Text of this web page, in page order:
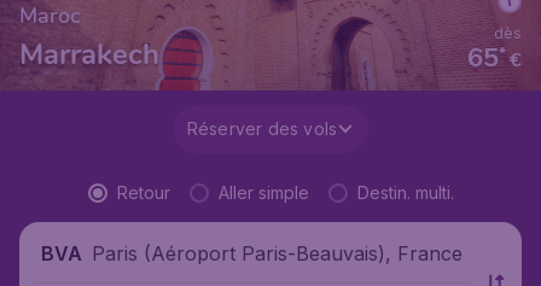
Maroc
Marrakech €
65*
dès
Réserver des vols
Retour Aller simple Destin. multi.
BVA Paris (Aéroport Paris-Beauvais), France